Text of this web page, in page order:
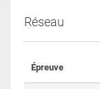
Réseau
Épreuve